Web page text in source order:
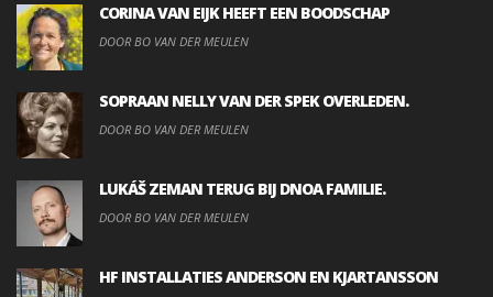
CORINA VAN EIJK HEEFT EEN BOODSCHAP
DOOR BO VAN DER MEULEN
SOPRAAN NELLY VAN DER SPEK OVERLEDEN.
DOOR BO VAN DER MEULEN
LUKÁŠ ZEMAN TERUG BIJ DNOA FAMILIE.
DOOR BO VAN DER MEULEN
HF INSTALLATIES ANDERSON EN KJARTANSSON